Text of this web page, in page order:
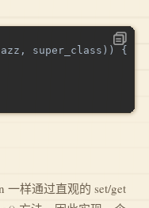
super_class)) {
一样通过直观的 set/get